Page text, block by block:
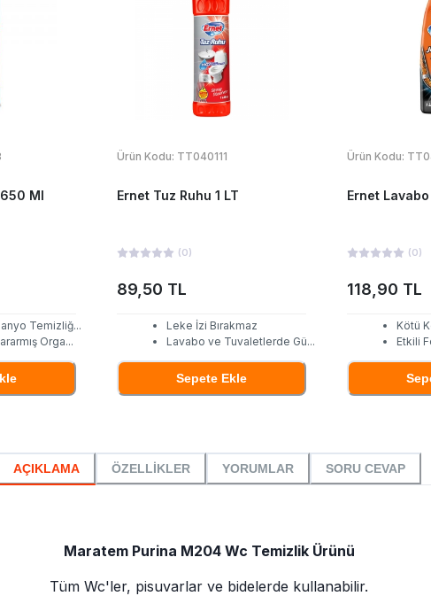
Ml
Temizliğ...
Orga...
Ürün Kodu: TT040111
Ernet Tuz Ruhu 1 LT
(0)
89,50 TL
Leke İzi Bırakmaz
Lavabo ve Tuvaletlerde Gü...
Sepete Ekle
Ürün Kodu:
Ernet Lavabo
(0)
118,90 TL
Kötü
Etkili
AÇIKLAMA ÖZELLİKLER YORUMLAR SORU CEVAP
Maratem Purina M204 Wc Temizlik Ürünü
Tüm Wc'ler, pisuvarlar ve bidelerde kullanabilir.